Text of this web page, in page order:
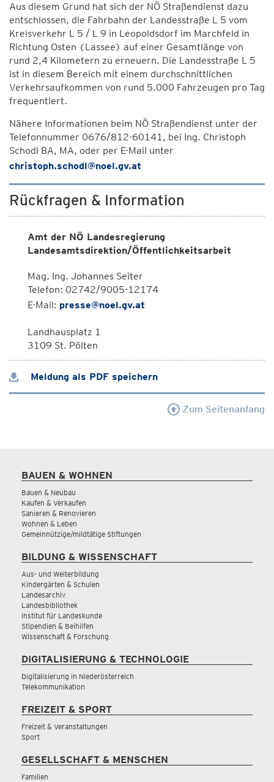
Aus diesem Grund hat sich der NÖ Straßendienst dazu
entschlossen, die Fahrbahn der Landesstraße L 5 vom
Kreisverkehr L 5 / L 9 in Leopoldsdorf im Marchfeld in
Richtung Osten (Lassee) auf einer Gesamtlänge von
rund 2,4 Kilometern zu erneuern. Die Landesstraße L 5
ist in diesem Bereich mit einem durchschnittlichen
Verkehrsaufkommen von rund 5.000 Fahrzeugen pro Tag
frequentiert.
Nähere Informationen beim NÖ Straßendienst unter der
Telefonnummer 0676/812-60141, bei Ing. Christoph
Schodl BA, MA, oder per E-Mail unter
christoph.schodl@noel.gv.at
Rückfragen & Information
Amt der NÖ Landesregierung
Landesamtsdirektion/Öffentlichkeitsarbeit
Mag. Ing. Johannes Seiter
Telefon: 02742/9005-12174
E-Mail: presse@noel.gv.at
Landhausplatz 1
3109 St. Pölten
Meldung als PDF speichern
Zum Seitenanfang
BAUEN & WOHNEN
Bauen & Neubau
Kaufen & Verkaufen
Sanieren & Renovieren
Wohnen & Leben
Gemeinnützige/mildtätige Stiftungen
BILDUNG & WISSENSCHAFT
Aus- und Weiterbildung
Kindergärten & Schulen
Landesarchiv
Landesbibliothek
Institut für Landeskunde
Stipendien & Beihilfen
Wissenschaft & Forschung
DIGITALISIERUNG & TECHNOLOGIE
Digitalisierung in Niederösterreich
Telekommunikation
FREIZEIT & SPORT
Freizeit & Veranstaltungen
Sport
GESELLSCHAFT & MENSCHEN
Familien